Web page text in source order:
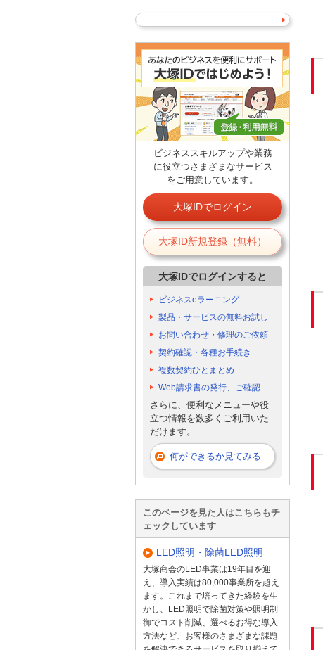
ビジネススキルアップや業務
に役立つさまざまなサービス
をご用意しています。
大塚IDでログイン
大塚ID新規登録（無料）
大塚IDでログインすると
ビジネスeラーニング
製品・サービスの無料お試し
お問い合わせ・修理のご依頼
契約確認・各種お手続き
複数契約ひとまとめ
Web請求書の発行、ご確認
さらに、便利なメニューや役
立つ情報を数多くご利用いた
だけます。
何ができるか見てみる
このページを見た人はこちらもチ
ェックしています
LED照明・除菌LED照明
大塚商会のLED事業は19年目を迎
え、導入実績は80,000事業所を超え
ます。これまで培ってきた経験を生
かし、LED照明で除菌対策や照明制
御でコスト削減、選べるお得な導入
方法など、お客様のさまざまな課題